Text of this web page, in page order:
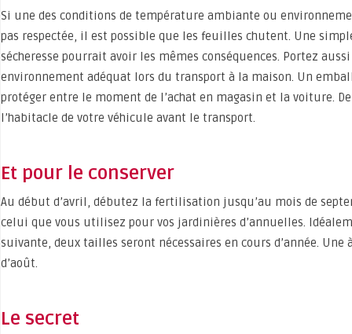
Si une des conditions de température ambiante ou
pas respectée, il est possible que les feuilles chutent. Une
sécheresse pourrait avoir les mêmes conséquences. Portez
environnement adéquat lors du transport à la maison. Un
protéger entre le moment de l’achat en magasin et la voiture.
l’habitacle de votre véhicule avant le transport.
Et pour le conserver
Au début d’avril, débutez la fertilisation jusqu’au mois de
celui que vous utilisez pour vos jardinières d’annuelles.
suivante, deux tailles seront nécessaires en cours d’année.
d’août.
Le secret